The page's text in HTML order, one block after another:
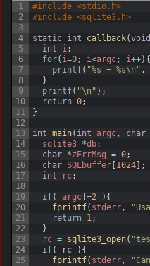
1
2
3
4
5
6
7
8
9
10
11
12
13
14
15
16
17
18
19
20
21
22
23
24
25
#include <stdio.h>
#include <sqlite3.h>
static int callback(void
int
i ;
for( i=0; i<argc; i++) {
printf( "%s = %s\n" ,
}
printf( "\n" ) ;
return 0;
}
int main( int argc , char
sqlite3 *db;
char *zErrMsg = 0;
char SQLbuffer [1024] ;
int
rc;
if( argc !=2 ) {
fprintf( stderr ,
return
1 ;
}
rc = sqlite3_open(
if( rc ) {
fprintf( stderr ,